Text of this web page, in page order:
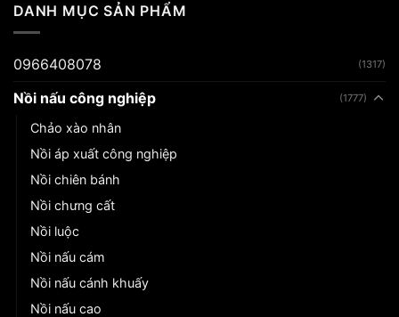
DANH MỤC SẢN PHẨM
0966408078 (1317)
Nồi nấu công nghiệp (1777)
Chảo xào nhân
Nồi áp xuất công nghiệp
Nồi chiên bánh
Nồi chưng cất
Nồi luộc
Nồi nấu cám
Nồi nấu cánh khuấy
Nồi nấu cao